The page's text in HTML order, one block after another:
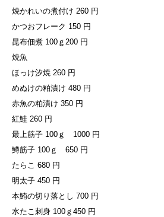
焼かれいの煮付け 260 円
かつおフレーク 150 円
昆布佃煮 100ｇ200 円
焼魚
ほっけ汐焼 260 円
めぬけの粕漬け 480 円
赤魚の粕漬け 350 円
紅鮭 260 円
最上筋子 100ｇ 1000 円
鱒筋子 100ｇ 650 円
たらこ 680 円
明太子 450 円
本鮪の切り落とし 700 円
水たこ刺身 100ｇ450 円